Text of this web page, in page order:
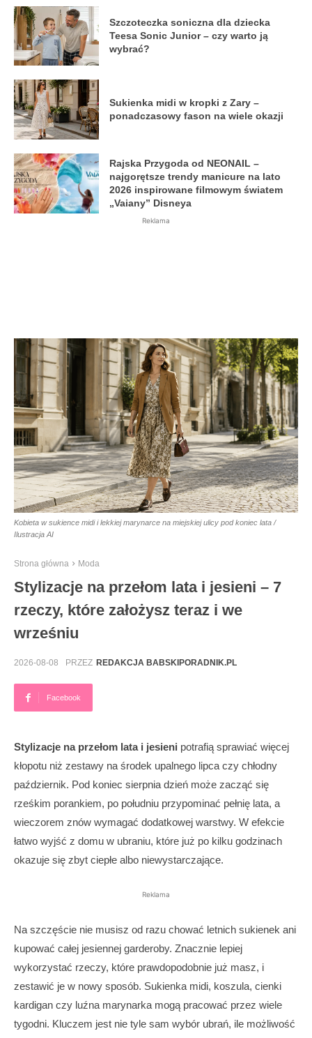
Szczoteczka soniczna dla dziecka
Teesa Sonic Junior – czy warto ją
wybrać?
Sukienka midi w kropki z Zary –
ponadczasowy fason na wiele okazji
Rajska Przygoda od NEONAIL –
najgorętsze trendy manicure na lato
2026 inspirowane filmowym światem
„Vaiany” Disneya
Reklama